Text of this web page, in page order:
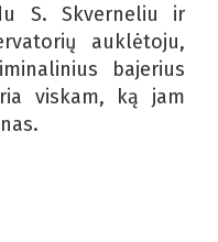
S. Skverneliu ir
auklėtoju,
bajerius
viskam, ką jam